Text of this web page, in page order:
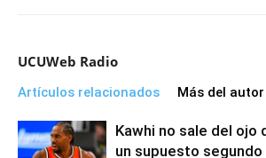
UCUWeb Radio
Artículos relacionados Más del autor
Kawhi no sale del ojo
un supuesto